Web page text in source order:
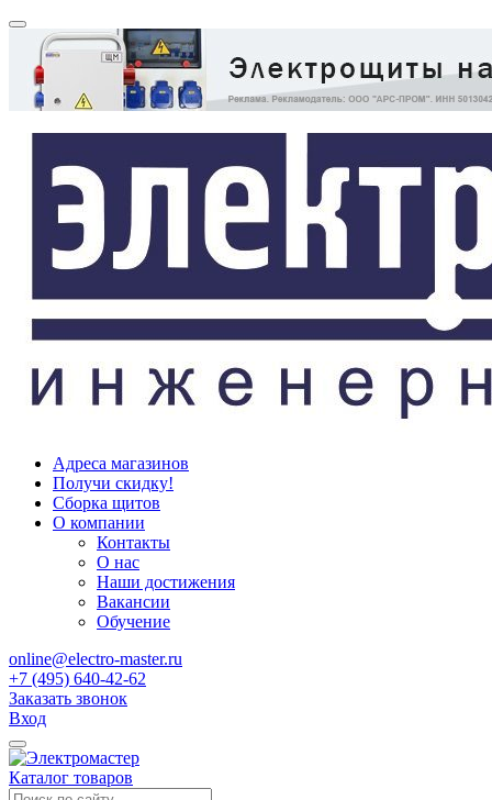
Адреса магазинов
Получи скидку!
Сборка щитов
О компании
Контакты
О нас
Наши достижения
Вакансии
Обучение
online@electro-master.ru
+7 (495) 640-42-62
Заказать звонок
Вход
Каталог товаров